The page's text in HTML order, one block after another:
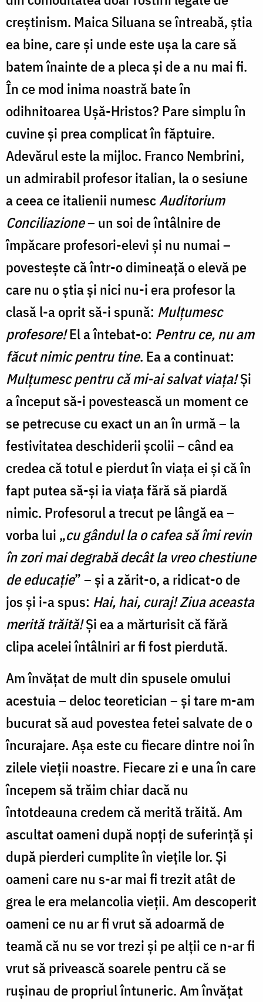
creștinism. Maica Siluana se întreabă, știa
ea bine, care și unde este ușa la care să
batem înainte de a pleca și de a nu mai fi.
În ce mod inima noastră bate în
odihnitoarea Ușă-Hristos? Pare simplu în
cuvine și prea complicat în făptuire.
Adevărul este la mijloc. Franco Nembrini,
un admirabil profesor italian, la o sesiune
a ceea ce italienii numescAuditorium
Conciliazione– un soi de întâlnire de
împăcare profesori-elevi și nu numai –
povestește că într-o dimineață o elevă pe
care nu o știa și nici nu-i era profesor la
clasă l-a oprit să-i spună: Mulțumesc
profesore!El a întebat-o: Pentru ce, nu am
făcut nimic pentru tine. Ea a continuat:
Mulțumesc pentru că mi-ai salvat viața!Și
a început să-i povestească un moment ce
se petrecuse cu exact un an în urmă – la
festivitatea deschiderii școlii – când ea
credea că totul e pierdut în viața ei și că în
fapt putea să-și ia viața fără să piardă
nimic. Profesorul a trecut pe lângă ea –
vorba lui „cu gândul la o cafea să îmi revin
în zori mai degrabă decât la vreo chestiune
de educație” – și a zărit-o, a ridicat-o de
jos și i-a spus: Hai, hai, curaj! Ziua aceasta
merită trăită!Și ea a mărturisit că fără
clipa acelei întâlniri ar fi fost pierdută.
Am învățat de mult din spusele omului
acestuia – deloc teoretician – și tare m-am
bucurat să aud povestea fetei salvate de o
încurajare. Așa este cu fiecare dintre noi în
zilele vieții noastre. Fiecare zi e una în care
începem să trăim chiar dacă nu
întotdeauna credem că merită trăită. Am
ascultat oameni după nopți de suferință și
după pierderi cumplite în viețile lor. Și
oameni care nu s-ar mai fi trezit atât de
grea le era melancolia vieții. Am descoperit
oameni ce nu ar fi vrut să adoarmă de
teamă că nu se vor trezi și pe alții ce n-ar fi
vrut să privească soarele pentru că se
rușinau de propriul întuneric. Am învățat